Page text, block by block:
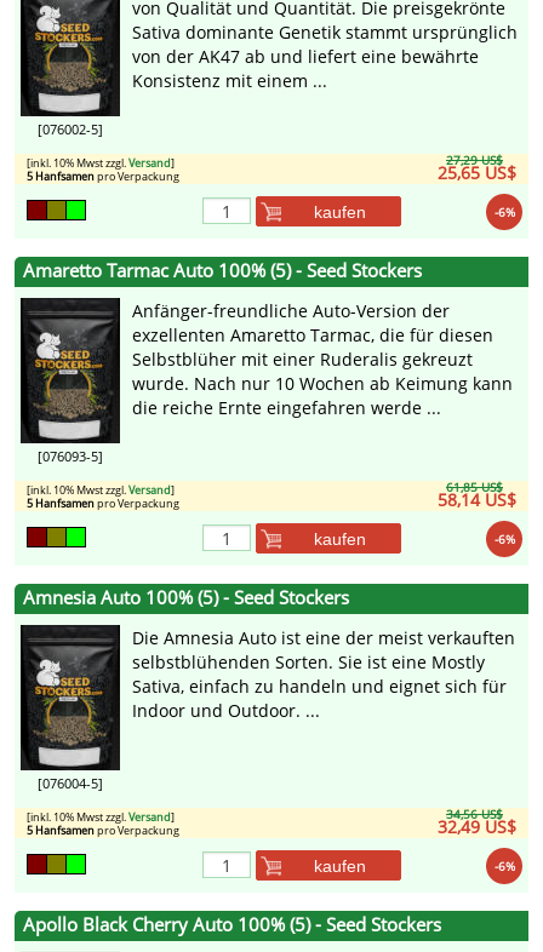
[076002-5]
von Qualität und Quantität. Die preisgekrönte
Sativa dominante Genetik stammt ursprünglich
von der AK47 ab und liefert eine bewährte
Konsistenz mit einem ...
27,29 US$
25,65 US$
[inkl. 10% Mwst zzgl.Versand]
5 Hanfsamenpro Verpackung
-6%
kaufen
Amaretto Tarmac Auto 100% (5) - Seed Stockers
[076093-5]
Anfänger-freundliche Auto-Version der
exzellenten Amaretto Tarmac, die für diesen
Selbstblüher mit einer Ruderalis gekreuzt
wurde. Nach nur 10 Wochen ab Keimung kann
die reiche Ernte eingefahren werde ...
61,85 US$
58,14 US$
[inkl. 10% Mwst zzgl.Versand]
5 Hanfsamenpro Verpackung
-6%
kaufen
Amnesia Auto 100% (5) - Seed Stockers
[076004-5]
Die Amnesia Auto ist eine der meist verkauften
selbstblühenden Sorten. Sie ist eine Mostly
Sativa, einfach zu handeln und eignet sich für
Indoor und Outdoor. ...
34,56 US$
32,49 US$
[inkl. 10% Mwst zzgl.Versand]
5 Hanfsamenpro Verpackung
-6%
kaufen
Apollo Black Cherry Auto 100% (5) - Seed Stockers